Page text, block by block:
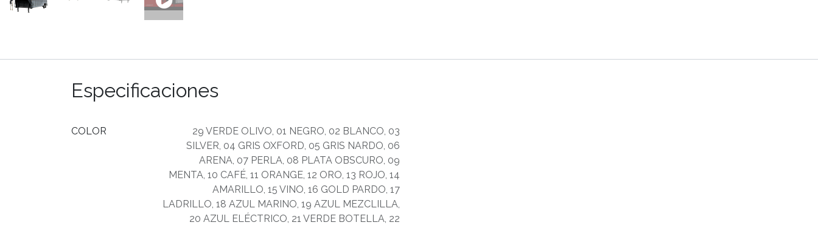
Especificaciones
COLOR 29 VERDE OLIVO, 01 NEGRO, 02 BLANCO, 03
SILVER, 04 GRIS OXFORD, 05 GRIS NARDO, 06
ARENA, 07 PERLA, 08 PLATA OBSCURO, 09
MENTA, 10 CAFÉ, 11 ORANGE, 12 ORO, 13 ROJO, 14
AMARILLO, 15 VINO, 16 GOLD PARDO, 17
LADRILLO, 18 AZUL MARINO, 19 AZUL MEZCLILLA,
20 AZUL ELÉCTRICO, 21 VERDE BOTELLA, 22